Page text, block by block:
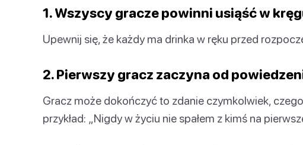
1. Wszyscy gracze powinni usiąść w
Upewnij się, że każdy ma drinka w ręku przed
2. Pierwszy gracz zaczyna od
Gracz może dokończyć to zdanie czymkolwiek,
przykład: „Nigdy w życiu nie spałem z kimś na